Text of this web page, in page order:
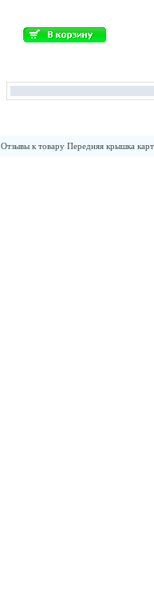
Отзывы к товару Передняя крышка